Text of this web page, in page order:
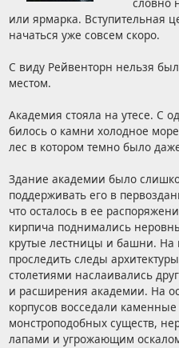
или ярмарка. Вступительная
начаться уже совсем скоро.
С виду Рейвенторн нельзя
местом.
Академия стояла на утесе. С
билось о камни холодное
лес в котором темно было
Здание академии было
поддерживать его в
что осталось в ее
кирпича поднимались
крутые лестницы и башни.
проследить следы
столетиями наслаивались
и расширения академии. На
корпусов восседали
монстроподобных существ,
лапами и угрожающим